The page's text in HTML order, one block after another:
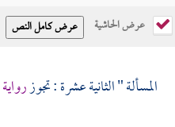
عرض الحاشية
المسألة " الثانية عشرة : تجوز